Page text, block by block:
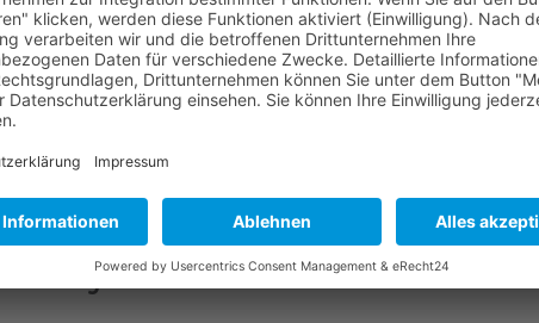
Ausbildung dauert 3 Jahre, kann
guter Leistung im Betrieb
auf 2,5 Jahre verkürzt